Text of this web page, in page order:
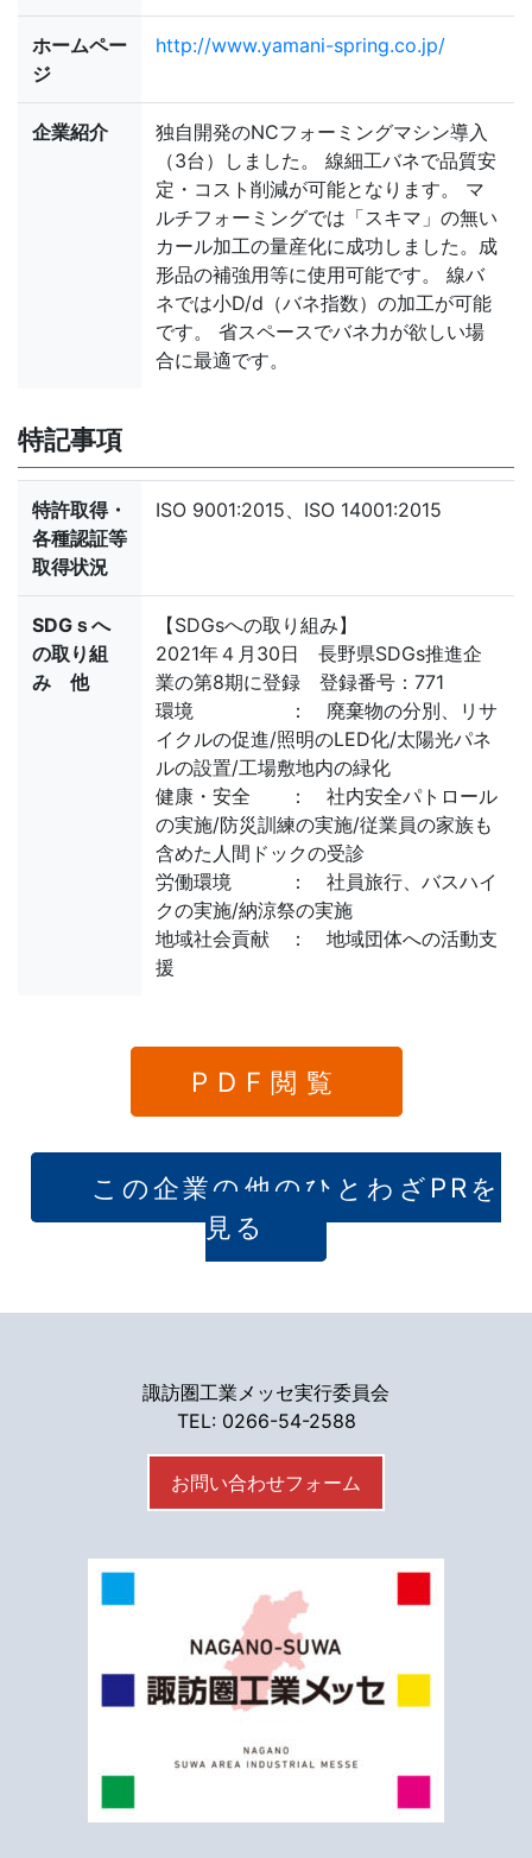
ホームペー
ジ
http://www.yamani-spring.co.jp/
企業紹介
独自開発のNCフォーミングマシン導入
（3台）しました。 線細工バネで品質安
定・コスト削減が可能となります。 マ
ルチフォーミングでは「スキマ」の無い
カール加工の量産化に成功しました。成
形品の補強用等に使用可能です。 線バ
ネでは小D/d（バネ指数）の加工が可能
です。 省スペースでバネ力が欲しい場
合に最適です。
特記事項
特許取得・
各種認証等
取得状況
ISO 9001:2015、ISO 14001:2015
SDGｓへ
の取り組
み 他
【SDGsへの取り組み】
2021年４月30日 長野県SDGs推進企
業の第8期に登録 登録番号：771
環境 ： 廃棄物の分別、リサ
イクルの促進/照明のLED化/太陽光パネ
ルの設置/工場敷地内の緑化
健康・安全 ： 社内安全パトロール
の実施/防災訓練の実施/従業員の家族も
含めた人間ドックの受診
労働環境 ： 社員旅行、バスハイ
クの実施/納涼祭の実施
地域社会貢献 ： 地域団体への活動支
援
PDF閲覧
この企業の他のひとわざPRを
見る
諏訪圏工業メッセ実行委員会
TEL: 0266-54-2588
お問い合わせフォーム